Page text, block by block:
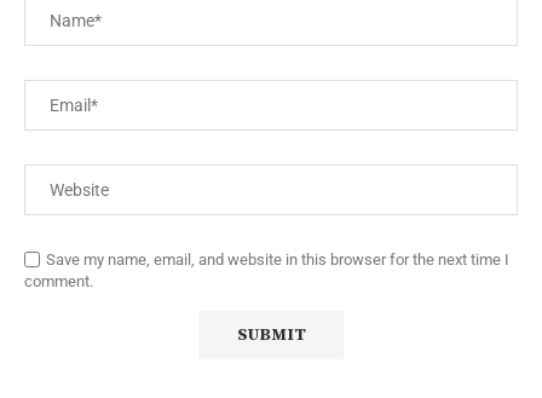
Save my name, email, and website in this browser for the next time I
comment.